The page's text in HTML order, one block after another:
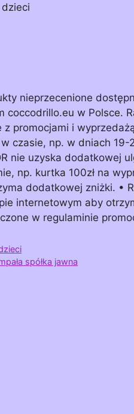
nieprzecenione
coccodrillo.eu w Polsce.
z promocjami i
czasie, np. w dniach
nie uzyska dodatkowej
np. kurtka 100zł na
dodatkowej zniżki. •
internetowym aby
w regulaminie
spółka jawna